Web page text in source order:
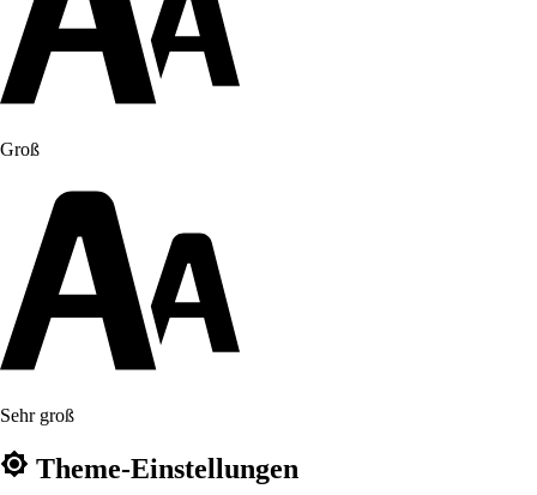
Groß
Sehr groß
Theme-Einstellungen